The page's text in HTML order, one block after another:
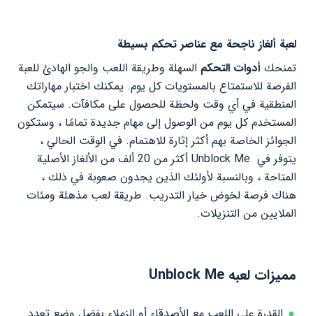
لعبة ألغاز ناجحة مع عناصر تحكم بسيطة
تمنحك أدوات التحكم السهلة وطريقة اللعب والجو الهادئ للعبة
الفرصة للاستمتاع بالمستويات كل يوم. يمكنك اختبار مهاراتك
المنطقية في أي وقت ولحظة للحصول على مكافآت. سيتمكن
المستخدم كل يوم من الوصول إلى مهام جديدة تمامًا ، وستكون
الجوائز الخاصة بهم أكثر إثارة للاهتمام. في الوقت الحالي ،
يتوفر في Unblock Me أكثر من 20 ألف من الألغاز الأصلية
المتاحة ، وبالنسبة لأولئك الذين يجدون صعوبة في ذلك ،
هناك فرصة لخوض خيار التدريب. طريقة لعب مذهلة ومئات
الملايين من التنزيلات.
مميزات لعبه Unblock Me